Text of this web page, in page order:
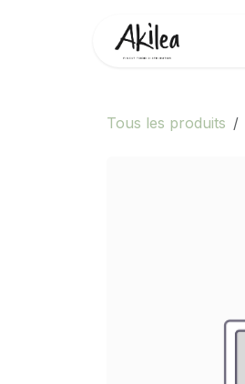
Tous les produits